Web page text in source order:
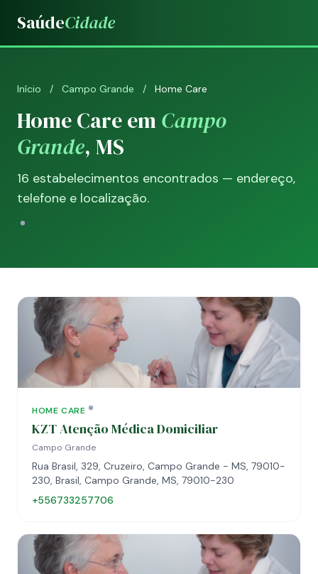
SaúdeCidade
Início / Campo Grande / Home Care
Home Care emCampo
Grande, MS
16 estabelecimentos encontrados — endereço,
telefone e localização.
HOME CARE
KZT Atenção Médica Domiciliar
Campo Grande
Rua Brasil, 329, Cruzeiro, Campo Grande - MS, 79010-
230, Brasil, Campo Grande, MS, 79010-230
+556733257706